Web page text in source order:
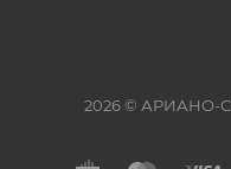
2026 © АРИАНО-